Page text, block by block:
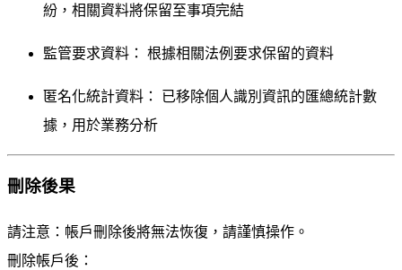
紛，相關資料將保留至事項完結
監管要求資料： 根據相關法例要求保留的資料
匿名化統計資料：
已移除個人識別資訊的匯總統計數
據，用於業務分析
刪除後果
請注意：帳戶刪除後將無法恢復，請謹慎操作。
刪除帳戶後：